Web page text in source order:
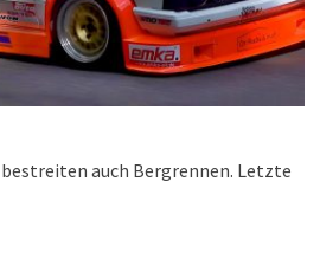
auch Bergrennen. Letzte